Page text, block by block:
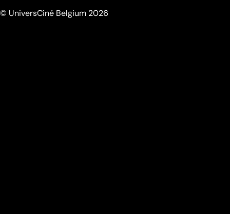
© UniversCiné Belgium 2026